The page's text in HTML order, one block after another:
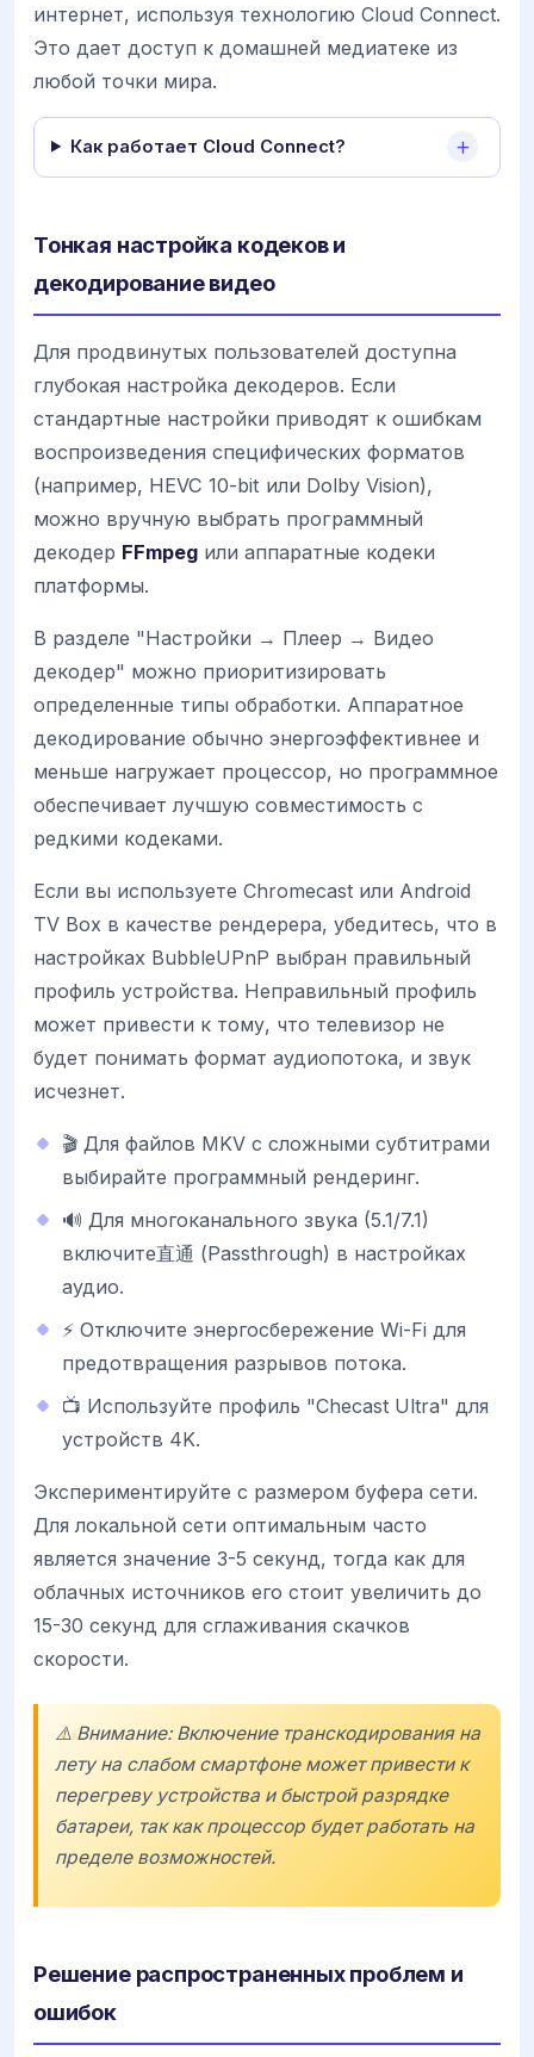
интернет, используя технологию Cloud Connect.
Это дает доступ к домашней медиатеке из
любой точки мира.
Как работает Cloud Connect?
Тонкая настройка кодеков и
декодирование видео
Для продвинутых пользователей доступна
глубокая настройка декодеров. Если
стандартные настройки приводят к ошибкам
воспроизведения специфических форматов
(например, HEVC 10-bit или Dolby Vision),
можно вручную выбрать программный
декодер FFmpeg или аппаратные кодеки
платформы.
В разделе "Настройки → Плеер → Видео
декодер" можно приоритизировать
определенные типы обработки. Аппаратное
декодирование обычно энергоэффективнее и
меньше нагружает процессор, но программное
обеспечивает лучшую совместимость с
редкими кодеками.
Если вы используете Chromecast или Android
TV Box в качестве рендерера, убедитесь, что в
настройках BubbleUPnP выбран правильный
профиль устройства. Неправильный профиль
может привести к тому, что телевизор не
будет понимать формат аудиопотока, и звук
исчезнет.
🎬 Для файлов MKV с сложными субтитрами
выбирайте программный рендеринг.
🔊 Для многоканального звука (5.1/7.1)
включите直通 (Passthrough) в настройках
аудио.
⚡ Отключите энергосбережение Wi-Fi для
предотвращения разрывов потока.
📺 Используйте профиль "Checast Ultra" для
устройств 4K.
Экспериментируйте с размером буфера сети.
Для локальной сети оптимальным часто
является значение 3-5 секунд, тогда как для
облачных источников его стоит увеличить до
15-30 секунд для сглаживания скачков
скорости.
⚠️ Внимание: Включение транскодирования на
лету на слабом смартфоне может привести к
перегреву устройства и быстрой разрядке
батареи, так как процессор будет работать на
пределе возможностей.
Решение распространенных проблем и
ошибок